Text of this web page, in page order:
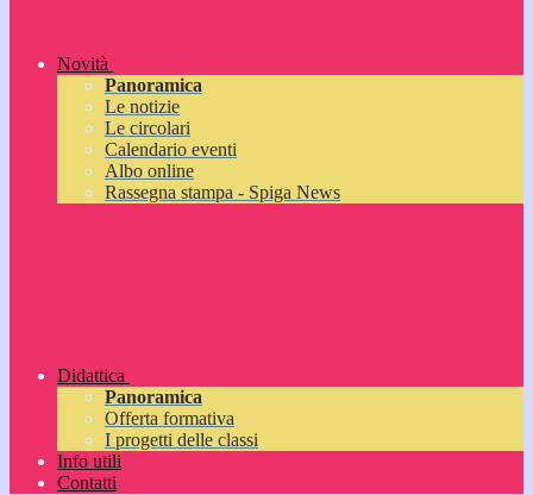
Novità
Panoramica
Le notizie
Le circolari
Calendario eventi
Albo online
Rassegna stampa - Spiga News
Didattica
Panoramica
Offerta formativa
I progetti delle classi
Info utili
Contatti